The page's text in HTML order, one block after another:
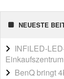
NEUESTE
INFiLED-
Einkaufszentrum
BenQ bringt